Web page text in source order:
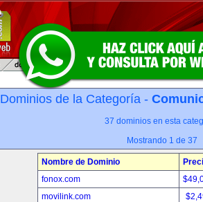
Dominios de la Categoría -
37 dominios en esta
Mostrando 1 de 37
Nombre de Dominio
fonox.com
movilink.com